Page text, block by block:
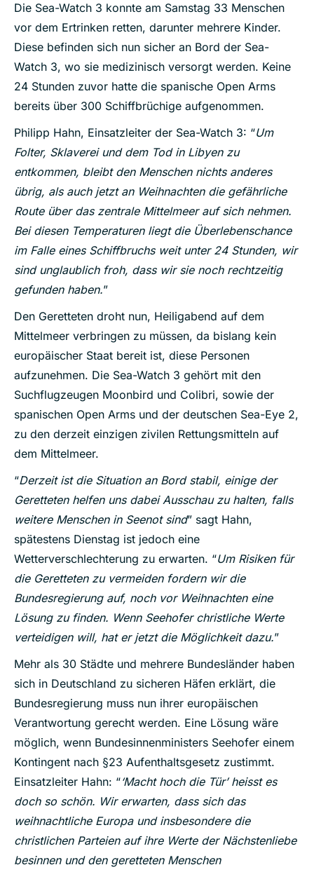
Die Sea-Watch 3 konnte am Samstag 33 Menschen
vor dem Ertrinken retten, darunter mehrere Kinder.
Diese befinden sich nun sicher an Bord der Sea-
Watch 3, wo sie medizinisch versorgt werden. Keine
24 Stunden zuvor hatte die spanische Open Arms
bereits über 300 Schiffbrüchige aufgenommen.
Philipp Hahn, Einsatzleiter der Sea-Watch 3: “Um
Folter, Sklaverei und dem Tod in Libyen zu
entkommen, bleibt den Menschen nichts anderes
übrig, als auch jetzt an Weihnachten die gefährliche
Route über das zentrale Mittelmeer auf sich nehmen.
Bei diesen Temperaturen liegt die Überlebenschance
im Falle eines Schiffbruchs weit unter 24 Stunden, wir
sind unglaublich froh, dass wir sie noch rechtzeitig
gefunden haben.”
Den Geretteten droht nun, Heiligabend auf dem
Mittelmeer verbringen zu müssen, da bislang kein
europäischer Staat bereit ist, diese Personen
aufzunehmen. Die Sea-Watch 3 gehört mit den
Suchflugzeugen Moonbird und Colibri, sowie der
spanischen Open Arms und der deutschen Sea-Eye 2,
zu den derzeit einzigen zivilen Rettungsmitteln auf
dem Mittelmeer.
“Derzeit ist die Situation an Bord stabil, einige der
Geretteten helfen uns dabei Ausschau zu halten, falls
weitere Menschen in Seenot sind” sagt Hahn,
spätestens Dienstag ist jedoch eine
Wetterverschlechterung zu erwarten. “Um Risiken für
die Geretteten zu vermeiden fordern wir die
Bundesregierung auf, noch vor Weihnachten eine
Lösung zu finden. Wenn Seehofer christliche Werte
verteidigen will, hat er jetzt die Möglichkeit dazu.”
Mehr als 30 Städte und mehrere Bundesländer haben
sich in Deutschland zu sicheren Häfen erklärt, die
Bundesregierung muss nun ihrer europäischen
Verantwortung gerecht werden. Eine Lösung wäre
möglich, wenn Bundesinnenministers Seehofer einem
Kontingent nach §23 Aufenthaltsgesetz zustimmt.
Einsatzleiter Hahn: “‘Macht hoch die Tür’ heisst es
doch so schön. Wir erwarten, dass sich das
weihnachtliche Europa und insbesondere die
christlichen Parteien auf ihre Werte der Nächstenliebe
besinnen und den geretteten Menschen